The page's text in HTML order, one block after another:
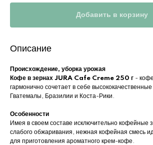
Добавить в корзину
Описание
Происхождение, уборка урожая
Кофе в зернах JURA Cafe Creme 250 г -
гармонично сочетает в себе
Гватемалы, Бразилии и Коста-Рики.
Особенности
Имея в своем составе исключительно кофейные
слабого обжаривания, нежная кофейная смесь
для приготовления ароматного крем-кофе.